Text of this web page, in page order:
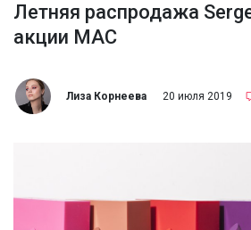
Летняя распродажа
акции МАС
Лиза Корнеева 20 июля 2019